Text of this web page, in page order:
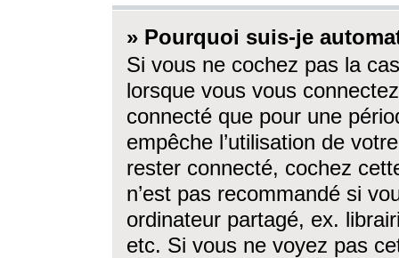
» Pourquoi suis-je
Si vous ne cochez pas la
lorsque vous vous
connecté que pour une
empêche l’utilisation de
rester connecté, cochez
n’est pas recommandé si
ordinateur partagé, ex.
etc. Si vous ne voyez pas